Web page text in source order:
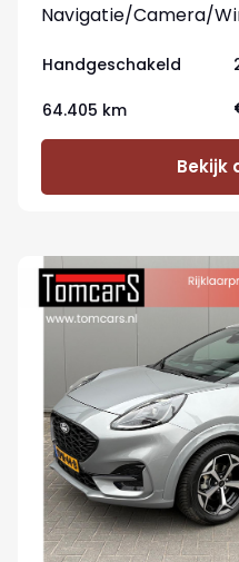
Navigatie/Camera/
Handgeschakeld
64.405 km
Bekijk